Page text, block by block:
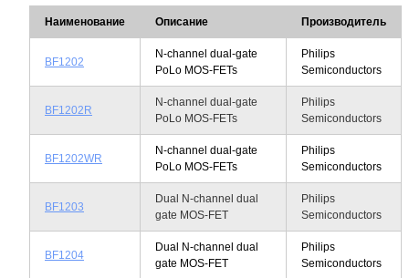
Наименование Описание Производитель
BF1202
N-channel dual-gate
PoLo MOS-FETs
Philips
Semiconductors
BF1202R
N-channel dual-gate
PoLo MOS-FETs
Philips
Semiconductors
BF1202WR
N-channel dual-gate
PoLo MOS-FETs
Philips
Semiconductors
BF1203
Dual N-channel dual
gate MOS-FET
Philips
Semiconductors
BF1204
Dual N-channel dual
gate MOS-FET
Philips
Semiconductors